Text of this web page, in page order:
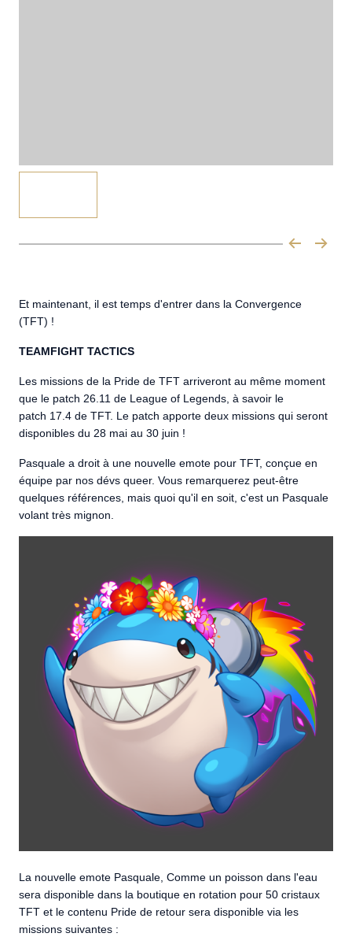
Et maintenant, il est temps d'entrer dans la Convergence
(TFT) !
TEAMFIGHT TACTICS
Les missions de la Pride de TFT arriveront au même moment
que le patch 26.11 de League of Legends, à savoir le
patch 17.4 de TFT. Le patch apporte deux missions qui seront
disponibles du 28 mai au 30 juin !
Pasquale a droit à une nouvelle emote pour TFT, conçue en
équipe par nos dévs queer. Vous remarquerez peut-être
quelques références, mais quoi qu'il en soit, c'est un Pasquale
volant très mignon.
La nouvelle emote Pasquale, Comme un poisson dans l'eau
sera disponible dans la boutique en rotation pour 50 cristaux
TFT et le contenu Pride de retour sera disponible via les
missions suivantes :